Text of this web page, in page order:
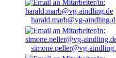
harald.marb@vg-
simone.peller@vg-